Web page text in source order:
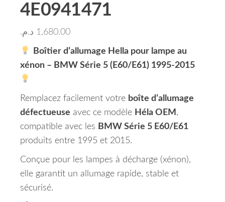
4E0941471
1,680.00 د.م.
Boîtier d’allumage Hella pour lampe au
xénon – BMW Série 5 (E60/E61) 1995-2015
Remplacez facilement votre boîte d’allumage
défectueuse avec ce modèle Héla OEM ,
compatible avec les BMW Série 5 E60/E61
produits entre 1995 et 2015.
Conçue pour les lampes à décharge (xénon),
elle garantit un allumage rapide, stable et
sécurisé.